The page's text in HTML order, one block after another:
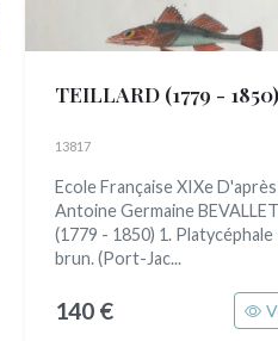
TEILLARD (1779 - 1850)
13817
Ecole Française XIXe D'après
Antoine Germaine BEVALLET
(1779 - 1850) 1. Platycéphale
brun. (Port-Jac...
140 €